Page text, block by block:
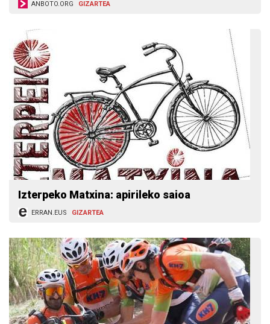
ANBOTO.ORG GIZARTEA
Izterpeko Matxina: apirileko saioa
ERRAN.EUS GIZARTEA